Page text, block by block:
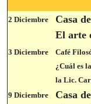
2 Diciembre
Casa
El arte
3 Diciembre
Café
¿Cuál es
la Lic.
9 Diciembre
Casa